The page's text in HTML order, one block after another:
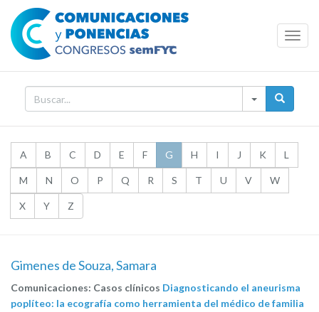
A B C D E F G H I J K L
M N O P Q R S T U V W
X Y Z
Gimenes de Souza, Samara
Comunicaciones: Casos clínicos Diagnosticando el aneurisma
poplíteo: la ecografía como herramienta del médico de familia